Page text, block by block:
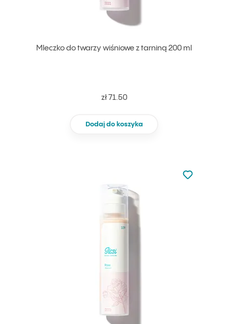
Mleczko do twarzy wiśniowe z tarniną 200 ml
zł 71.50
Dodaj do koszyka
Nie dodano
Dodaj do